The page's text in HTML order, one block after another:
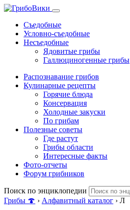
Съедобные
Условно-съедобные
Несъедобные
Ядовитые грибы
Галлюциногенные грибы
Распознавание грибов
Кулинарные рецепты
Горячие блюда
Консервация
Холодные закуски
По грибам
Полезные советы
Где растут
Грибы области
Интересные факты
Фото-отчеты
Форум грибников
Поиск по энциклопедии
Грибы 🍄 › Алфавитный каталог › Л